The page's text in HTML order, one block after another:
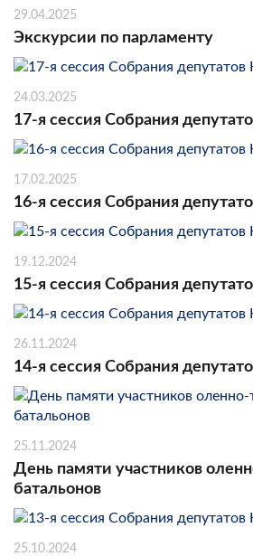
29.04.2025
Экскурсии по парламенту
24.03.2025
17-я сессия Собрания
17.02.2025
16-я сессия Собрания
19.12.2024
15-я сессия Собрания
26.11.2024
14-я сессия Собрания
25.11.2024
День памяти участников
батальонов
25.10.2024